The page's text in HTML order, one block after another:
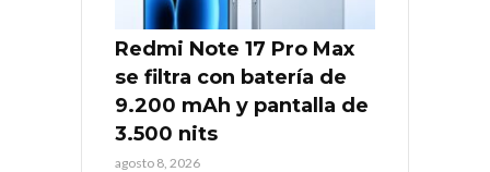
Redmi Note 17 Pro Max
se filtra con batería de
9.200 mAh y pantalla de
3.500 nits
agosto 8, 2026